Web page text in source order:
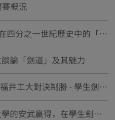
概況
<p>學生劍道公開賽：蘊含在四分之一世紀歷史中的「交劍知愛」精神</p>
論「劍道」及其魅力
二段以下男子：高多獲勝 - 福井工大對決制勝 - 學生劍道公開賽
二段以下女子由神戶親和大學的安武贏得，在學生劍道公開賽中